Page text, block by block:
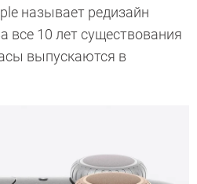
называет редизайн
10 лет существования
выпускаются в